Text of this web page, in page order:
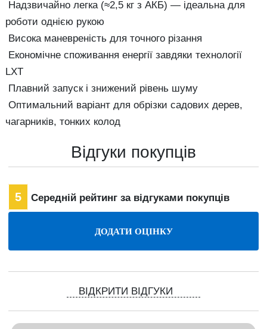
Надзвичайно легка (≈2,5 кг з АКБ) — ідеальна для
роботи однією рукою
Висока маневреність для точного різання
Економічне споживання енергії завдяки технології
LXT
Плавний запуск і знижений рівень шуму
Оптимальний варіант для обрізки садових дерев,
чагарників, тонких колод
Відгуки покупців
5 Середній рейтинг за відгуками покупців
ВІДКРИТИ ВІДГУКИ